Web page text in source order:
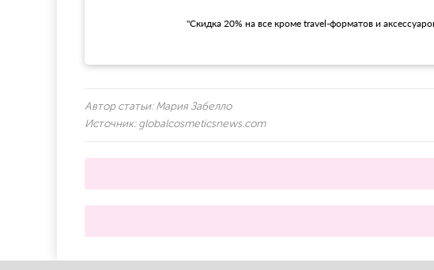
"Скидка 20% на все кроме travel-форматов и
Автор статьи: Мария Забелло
Источник: globalcosmeticsnews.com